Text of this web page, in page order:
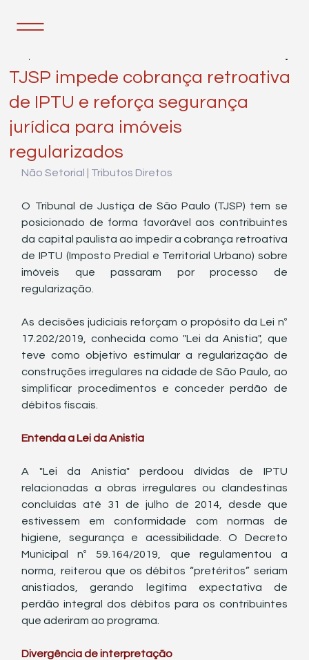
TJSP impede cobrança retroativa
de IPTU e reforça segurança
jurídica para imóveis
regularizados
Não Setorial | Tributos Diretos
O Tribunal de Justiça de São Paulo (TJSP) tem se
posicionado de forma favorável aos contribuintes
da capital paulista ao impedir a cobrança retroativa
de IPTU (Imposto Predial e Territorial Urbano) sobre
imóveis que passaram por processo de
regularização.
As decisões judiciais reforçam o propósito da Lei nº
17.202/2019, conhecida como "Lei da Anistia", que
teve como objetivo estimular a regularização de
construções irregulares na cidade de São Paulo, ao
simplificar procedimentos e conceder perdão de
débitos fiscais.
Entenda a Lei da Anistia
A "Lei da Anistia" perdoou dívidas de IPTU
relacionadas a obras irregulares ou clandestinas
concluídas até 31 de julho de 2014, desde que
estivessem em conformidade com normas de
higiene, segurança e acessibilidade. O Decreto
Municipal nº 59.164/2019, que regulamentou a
norma, reiterou que os débitos “pretéritos” seriam
anistiados, gerando legítima expectativa de
perdão integral dos débitos para os contribuintes
que aderiram ao programa.
Divergência de interpretação